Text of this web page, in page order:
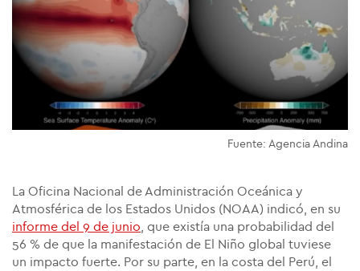
Fuente: Agencia Andina
La Oficina Nacional de Administración Oceánica y
Atmosférica de los Estados Unidos (NOAA) indicó, en su
informe del 9 de junio , que existía una probabilidad del
56 % de que la manifestación de El Niño global tuviese
un impacto fuerte. Por su parte, en la costa del Perú, el